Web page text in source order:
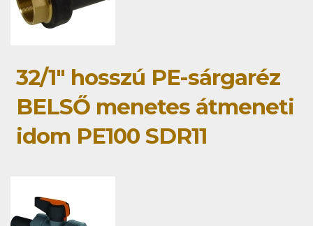
32/1" hosszú PE-sárgaréz
BELSŐ menetes átmeneti
idom PE100 SDR11